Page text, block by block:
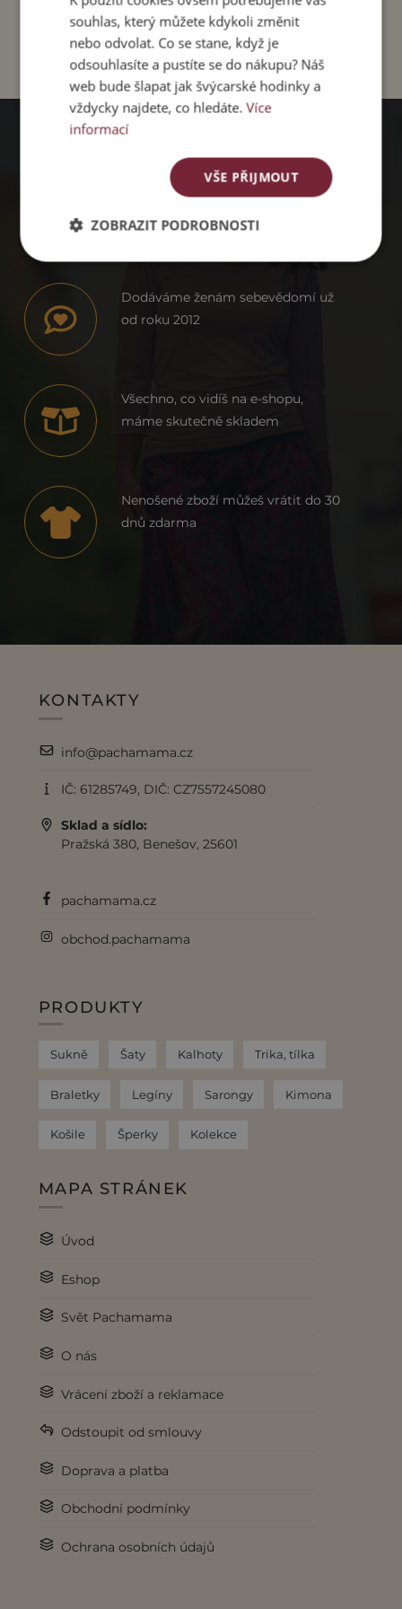
PACHAMAMA
Dodáváme ženám sebevědomí už
od roku 2012
Všechno, co vidíš na e-shopu,
máme skutečně skladem
Nenošené zboží můžeš vrátit do 30
dnů zdarma
KONTAKTY
info@pachamama.cz
IČ: 61285749, DIČ: CZ7557245080
Sklad a sídlo:
Pražská 380, Benešov, 25601
pachamama.cz
obchod.pachamama
PRODUKTY
Sukně Šaty Kalhoty Trika, tílka
Braletky Legíny Sarongy Kimona
Košile Šperky Kolekce
MAPA STRÁNEK
Úvod
Eshop
Svět Pachamama
O nás
Vrácení zboží a reklamace
Odstoupit od smlouvy
Doprava a platba
Obchodní podmínky
Ochrana osobních údajů
souhlas, který můžete kdykoli změnit
nebo odvolat. Co se stane, když je
odsouhlasíte a pustíte se do nákupu? Náš
web bude šlapat jak švýcarské hodinky a
vždycky najdete, co hledáte.Více
informací
VŠE PŘIJMOUT
ZOBRAZIT PODROBNOSTI